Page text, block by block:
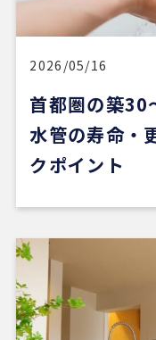
2026/05/16
首都圏の築30
水管の寿命・
クポイント